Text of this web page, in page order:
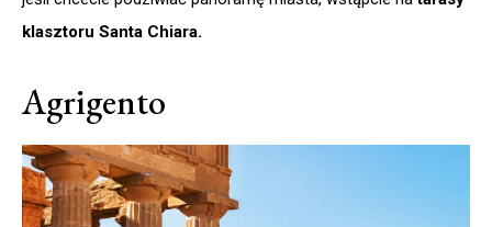
klasztoru Santa Chiara.
Agrigento